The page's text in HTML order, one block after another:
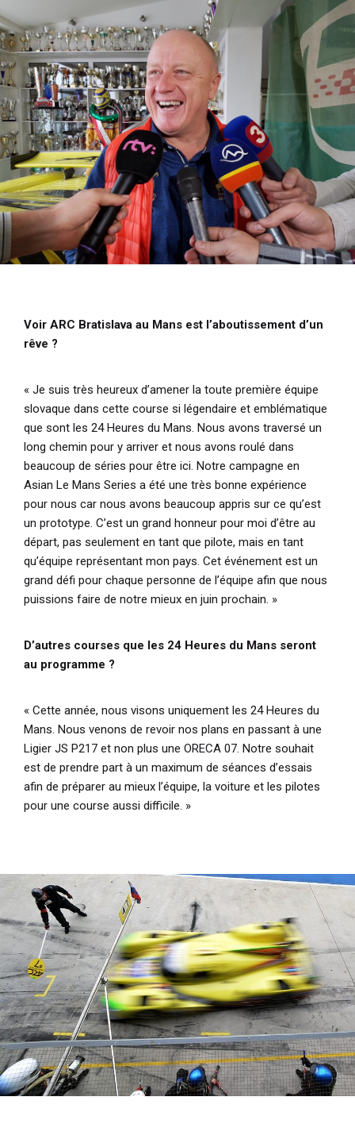
Voir ARC Bratislava au Mans est l’aboutissement d’un
rêve ?
« Je suis très heureux d’amener la toute première équipe
slovaque dans cette course si légendaire et emblématique
que sont les 24 Heures du Mans. Nous avons traversé un
long chemin pour y arriver et nous avons roulé dans
beaucoup de séries pour être ici. Notre campagne en
Asian Le Mans Series a été une très bonne expérience
pour nous car nous avons beaucoup appris sur ce qu’est
un prototype. C’est un grand honneur pour moi d’être au
départ, pas seulement en tant que pilote, mais en tant
qu’équipe représentant mon pays. Cet événement est un
grand défi pour chaque personne de l’équipe afin que nous
puissions faire de notre mieux en juin prochain. »
D’autres courses que les 24 Heures du Mans seront
au programme ?
« Cette année, nous visons uniquement les 24 Heures du
Mans. Nous venons de revoir nos plans en passant à une
Ligier JS P217 et non plus une ORECA 07. Notre souhait
est de prendre part à un maximum de séances d’essais
afin de préparer au mieux l’équipe, la voiture et les pilotes
pour une course aussi difficile. »